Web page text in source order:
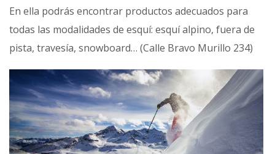
En ella podrás encontrar productos adecuados para
todas las modalidades de esquí: esquí alpino, fuera de
pista, travesía, snowboard… (Calle Bravo Murillo 234)